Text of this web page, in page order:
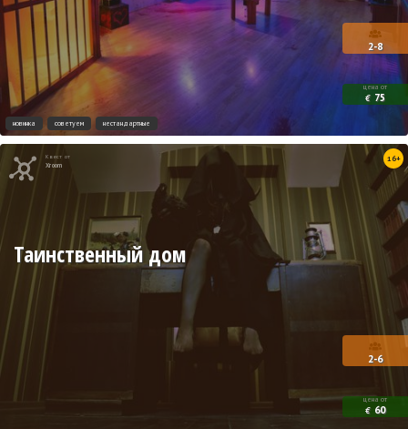
2-8
цена от
€ 75
новинка советуем нестандартные
Квест от
Xroom
16+
2-6
цена от
€ 60
Таинственный дом